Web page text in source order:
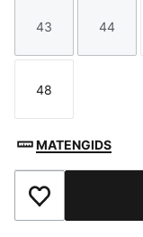
Maat
43
Maat
44
Maat
48
MATENGIDS
Toegevoegd